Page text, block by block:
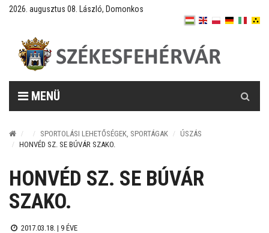
2026. augusztus 08. László, Domonkos
MENÜ
SPORTOLÁSI LEHETŐSÉGEK, SPORTÁGAK
ÚSZÁS
HONVÉD SZ. SE BÚVÁR SZAKO.
HONVÉD SZ. SE BÚVÁR
SZAKO.
2017.03.18. | 9 ÉVE